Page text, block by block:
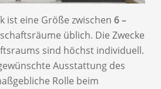
ist eine Größe zwischen 6 –
üblich. Die Zwecke
sind höchst individuell.
Ausstattung des
Rolle beim